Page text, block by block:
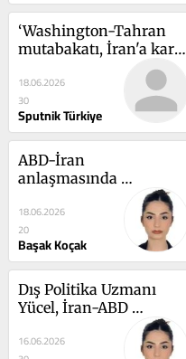
‘Washington-Tahran
mutabakatı, İran'a karşı
savaşın başarısızlığının
resmen tanınması
anlamına geliyor’
18.06.2026
30
Sputnik Türkiye
ABD-İran
anlaşmasında
Türkiye’nin rolü dikkat
çekti: ‘Savaşın
büyümesini engelleyen
aktörlerden biri oldu’
18.06.2026
20
Başak Koçak
Dış Politika Uzmanı
Yücel, İran-ABD
değerlendirdi: Türkiye
16.06.2026